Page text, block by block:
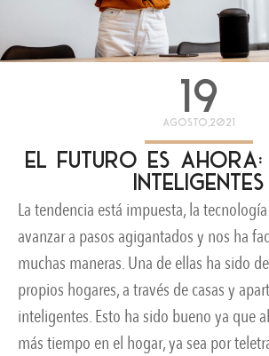
19
agosto,2021
El futuro es ahora:
inteligentes
La tendencia está impuesta, la
avanzar a pasos agigantados y nos ha
muchas maneras. Una de ellas ha sido
propios hogares, a través de casas y
inteligentes. Esto ha sido bueno ya que
más tiempo en el hogar, ya sea por